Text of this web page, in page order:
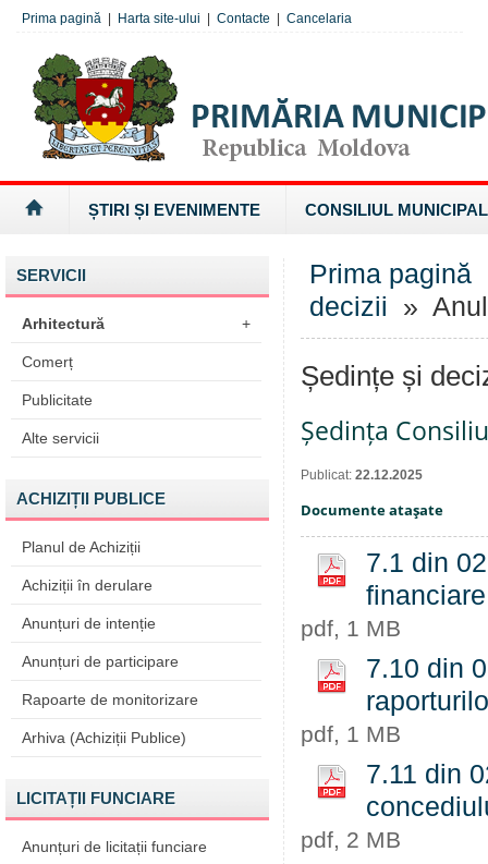
Prima pagină Harta site-ului Contacte Cancelaria
ȘTIRI ȘI EVENIMENTE CONSILIUL MUNICIPAL
SERVICII
Arhitectură +
Comerț
Publicitate
Alte servicii
ACHIZIȚII PUBLICE
Planul de Achiziții
Achiziții în derulare
Anunțuri de intenție
Anunțuri de participare
Rapoarte de monitorizare
Arhiva (Achiziții Publice)
LICITAȚII FUNCIARE
Anunțuri de licitații funciare
Prima pagină
decizii »
Ședințe și
Ședința
Publicat: 22.12.2025
Documente ataşate
7.1 din
pdf, 1 MB
7.10 din
pdf, 1 MB
7.11 din
pdf, 2 MB